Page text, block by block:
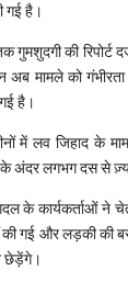
गई है।
गुमशुदगी की रिपोर्ट
अब मामले को
है।
में लव जिहाद के
के अंदर लगभग दस से
के कार्यकर्ताओं ने
की गई और लड़की की
छेड़ेंगे।